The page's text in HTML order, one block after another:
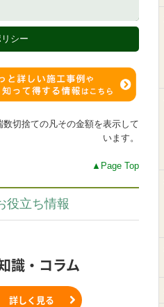
シー
切捨ての凡その金額を表示して
います。
▲Page Top
役立ち情報
識・コラム
詳しく見る